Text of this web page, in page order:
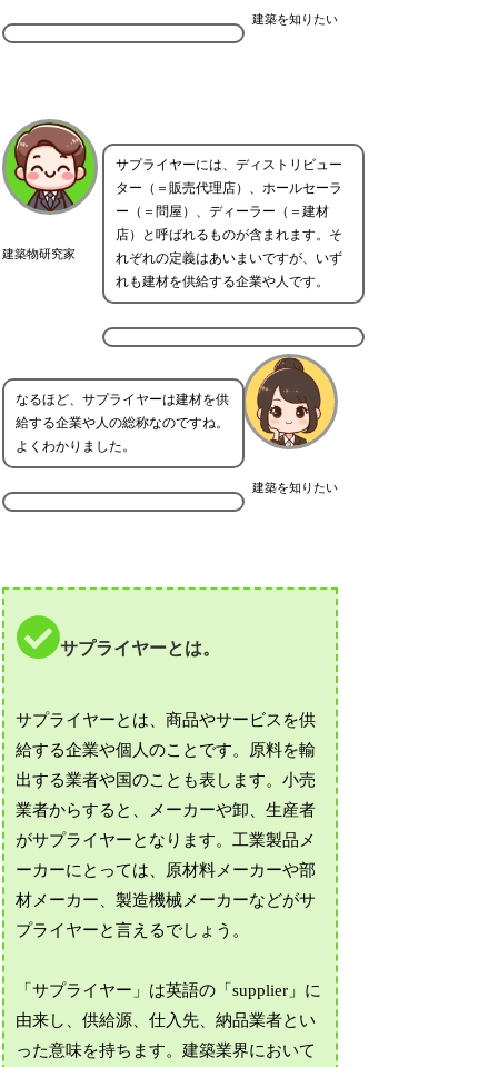
建築を知りたい
建築物研究家
サプライヤーには、ディストリビュー
ター（＝販売代理店）、ホールセーラ
ー（＝問屋）、ディーラー（＝建材
店）と呼ばれるものが含まれます。そ
れぞれの定義はあいまいですが、いず
れも建材を供給する企業や人です。
建築を知りたい
なるほど、サプライヤーは建材を供
給する企業や人の総称なのですね。
よくわかりました。
サプライヤーとは。
サプライヤーとは、商品やサービスを供
給する企業や個人のことです。原料を輸
出する業者や国のことも表します。小売
業者からすると、メーカーや卸、生産者
がサプライヤーとなります。工業製品メ
ーカーにとっては、原材料メーカーや部
材メーカー、製造機械メーカーなどがサ
プライヤーと言えるでしょう。
「サプライヤー」は英語の「supplier」に
由来し、供給源、仕入先、納品業者とい
った意味を持ちます。建築業界において